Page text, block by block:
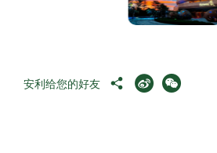
安利给您的好友